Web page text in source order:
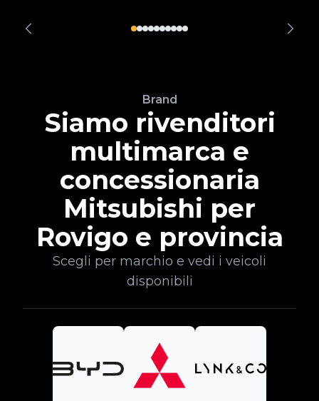
Brand
Siamo rivenditori
multimarca e
concessionaria
Mitsubishi per
Rovigo e provincia
Scegli per marchio e vedi i veicoli
disponibili